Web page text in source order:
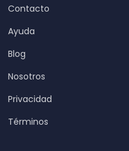
Contacto
Ayuda
Blog
Nosotros
Privacidad
Términos